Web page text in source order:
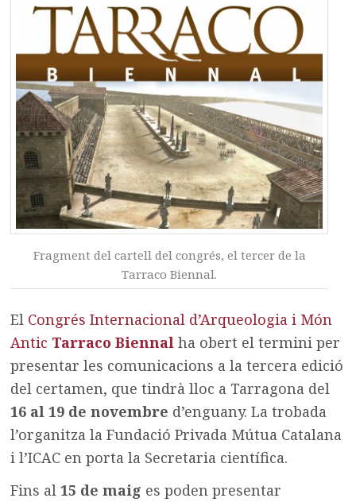
Fragment del cartell del congrés, el tercer de la
Tarraco Biennal.
El Congrés Internacional d’Arqueologia i Món
Antic Tarraco Biennal ha obert el termini per
presentar les comunicacions a la tercera edició
del certamen, que tindrà lloc a Tarragona del
16 al 19 de novembre d’enguany. La trobada
l’organitza la Fundació Privada Mútua Catalana
i l’ICAC en porta la Secretaria científica.
Fins al15 de maig es poden presentar